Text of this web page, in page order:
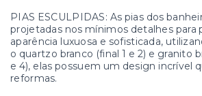
PIAS ESCULPIDAS: As pias dos
projetadas nos mínimos detalhes para
aparência luxuosa e sofisticada,
o quartzo branco (final 1 e 2) e granito
e 4), elas possuem um design incrível
reformas.